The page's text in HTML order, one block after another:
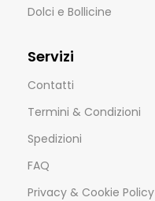
Dolci e Bollicine
Servizi
Contatti
Termini & Condizioni
Spedizioni
FAQ
Privacy & Cookie Policy